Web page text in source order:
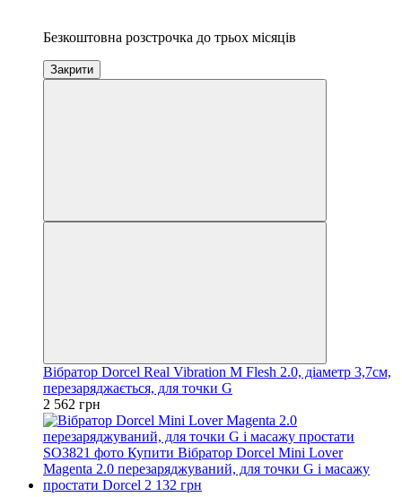
Безкоштовна розстрочка до трьох місяців
Закрити
Вібратор Dorcel Real Vibration M Flesh 2.0, діаметр 3,7см,
перезаряджається, для точки G
2 562 грн